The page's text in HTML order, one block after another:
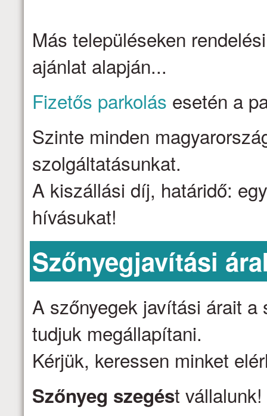
Más településeken
ajánlat alapján...
Fizetős parkolás esetén a
Szinte minden
szolgáltatásunkat.
A kiszállási díj, határidő:
hívásukat!
Szőnyegjavítási
A szőnyegek javítási árait a
tudjuk megállapítani.
Kérjük, keressen minket
Szőnyeg szegést